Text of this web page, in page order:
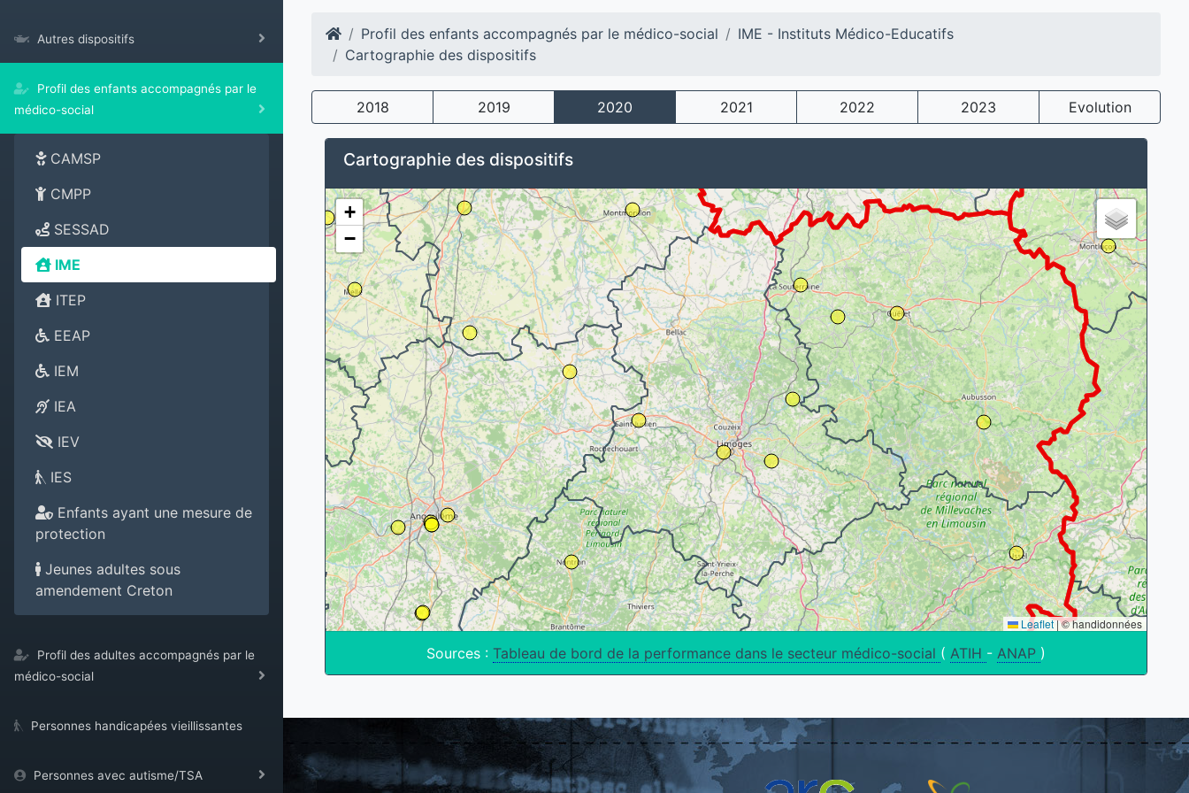
Autres dispositifs
Profil des enfants accompagnés par le
médico-social
CAMSP
CMPP
SESSAD
IME
ITEP
EEAP
IEM
IEA
IEV
IES
Enfants ayant une mesure de
protection
Jeunes adultes sous
amendement Creton
Profil des adultes accompagnés par le
médico-social
Personnes handicapées vieillissantes
Personnes avec autisme/TSA
Profil des enfants accompagnés par le médico-social
IME - Instituts Médico-Educatifs
Cartographie des dispositifs
2018 2019 2020 2021 2022 2023 Evolution
Cartographie des dispositifs
+
−
Leaflet|© handidonnées
Sources : Tableau de bord de la performance dans le secteur médico-social ( ATIH - ANAP )